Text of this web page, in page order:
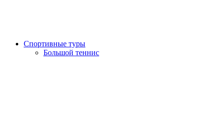
Спортивные туры
Большой теннис